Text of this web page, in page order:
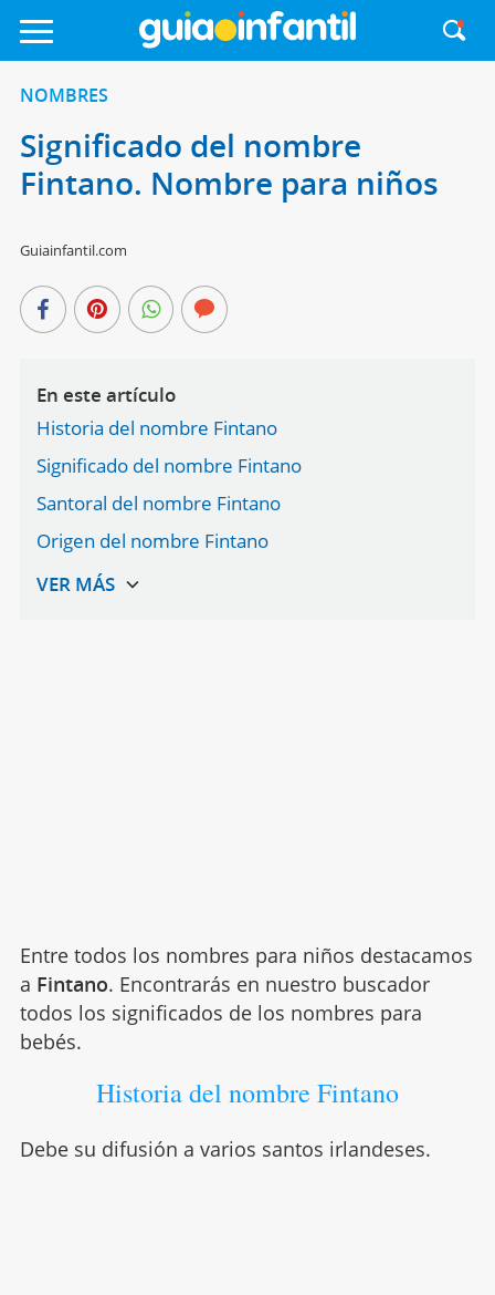
NOMBRES
Significado del nombre
Fintano. Nombre para niños
Guiainfantil.com
En este artículo
Historia del nombre Fintano
Significado del nombre Fintano
Santoral del nombre Fintano
Origen del nombre Fintano
Entre todos los nombres para niños destacamos
a Fintano. Encontrarás en nuestro buscador
todos los significados de los nombres para
bebés.
Historia del nombre Fintano
Debe su difusión a varios santos irlandeses.